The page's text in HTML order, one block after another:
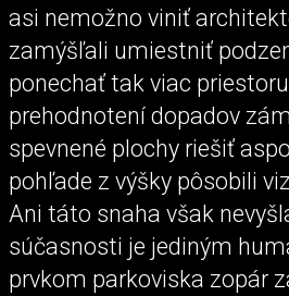
asi nemožno viniť
zamýšľali umiestniť
ponechať tak viac
prehodnotení dopadov
spevnené plochy riešiť
pohľade z výšky pôsobili
Ani táto snaha však
súčasnosti je jediným
prvkom parkoviska zopár